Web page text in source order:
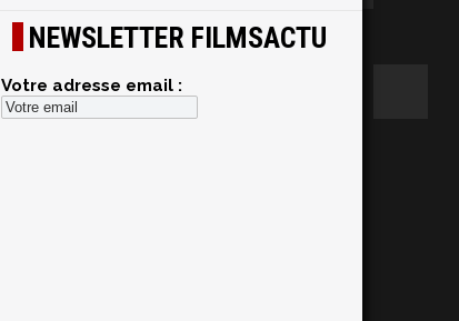
NEWSLETTER FILMSACTU
Votre adresse email :